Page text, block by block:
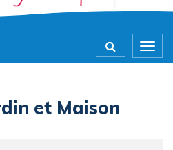
et Maison